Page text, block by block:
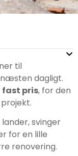
til
dagligt.
fast pris, for den
svinger
for en lille
renovering.